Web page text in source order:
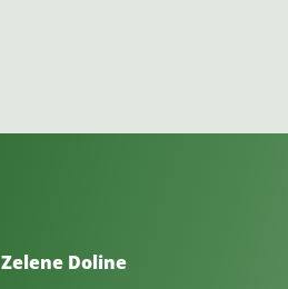
Zelene Doline